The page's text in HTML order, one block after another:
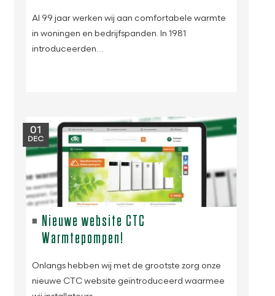
Al 99 jaar werken wij aan comfortabele warmte
in woningen en bedrijfspanden. In 1981
introduceerden…
01
DEC
Nieuwe website CTC
Warmtepompen!
Onlangs hebben wij met de grootste zorg onze
nieuwe CTC website geïntroduceerd waarmee